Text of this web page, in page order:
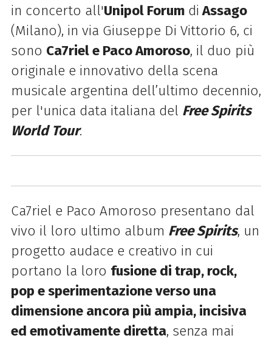
in concerto all'Unipol Forum di Assago
(Milano), in via Giuseppe Di Vittorio 6, ci
sono Ca7riel e Paco Amoroso, il duo più
originale e innovativo della scena
musicale argentina dell’ultimo decennio,
per l'unica data italiana del Free Spirits
World Tour.
Ca7riel e Paco Amoroso presentano dal
vivo il loro ultimo album Free Spirits, un
progetto audace e creativo in cui
portano la loro fusione di trap, rock,
pop e sperimentazione verso una
dimensione ancora più ampia, incisiva
ed emotivamente diretta, senza mai